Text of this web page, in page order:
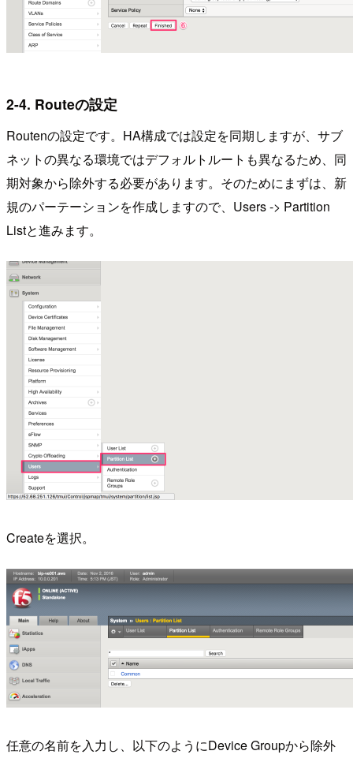
2-4. Routeの設定
Routenの設定です。HA構成では設定を同期しますが、サブ
ネットの異なる環境ではデフォルトルートも異なるため、同
期対象から除外する必要があります。そのためにまずは、新
規のパーテーションを作成しますので、Users -> Partition
Listと進みます。
Createを選択。
任意の名前を入力し、以下のようにDevice Groupから除外